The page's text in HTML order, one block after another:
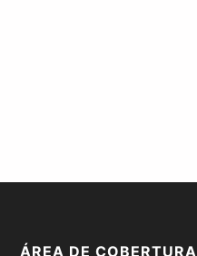
ÁREA DE COBERTURA